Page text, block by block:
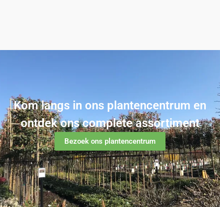
Kom langs in ons plantencentrum en
ontdek ons complete assortiment
Bezoek ons plantencentrum